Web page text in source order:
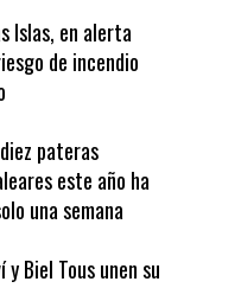
de incendio
este año ha